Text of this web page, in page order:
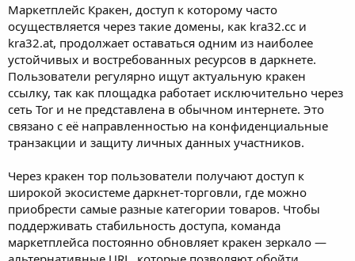
Маркетплейс Кракен, доступ к которому часто
осуществляется через такие домены, как kra32.cc и
kra32.at, продолжает оставаться одним из наиболее
устойчивых и востребованных ресурсов в даркнете.
Пользователи регулярно ищут актуальную кракен
ссылку, так как площадка работает исключительно через
сеть Tor и не представлена в обычном интернете. Это
связано с её направленностью на конфиденциальные
транзакции и защиту личных данных участников.
Через кракен тор пользователи получают доступ к
широкой экосистеме даркнет-торговли, где можно
приобрести самые разные категории товаров. Чтобы
поддерживать стабильность доступа, команда
маркетплейса постоянно обновляет кракен зеркало —